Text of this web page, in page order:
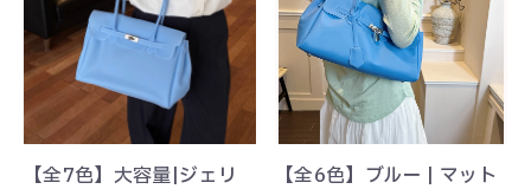
【全7色】大容量|ジェリ
【全6色】ブルー | マット